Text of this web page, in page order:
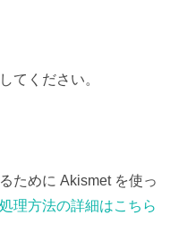
てください。
ために Akismet を使っ
理方法の詳細はこちら